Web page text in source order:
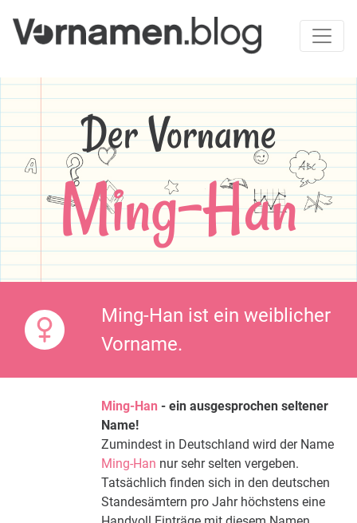
Der Vorname
Ming-Han
Ming-Han ist ein weiblicher
Vorname.
Ming-Han - ein ausgesprochen seltener
Name!
Zumindest in Deutschland wird der Name
Ming-Han nur sehr selten vergeben.
Tatsächlich finden sich in den deutschen
Standesämtern pro Jahr höchstens eine